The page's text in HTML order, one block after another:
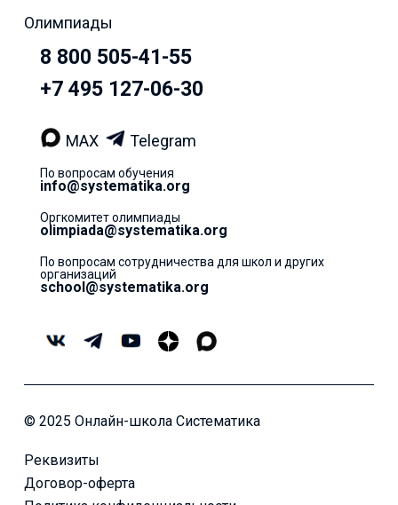
Олимпиады
8 800 505-41-55
+7 495 127-06-30
MAX Telegram
По вопросам обучения
info@systematika.org
Оргкомитет олимпиады
olimpiada@systematika.org
По вопросам сотрудничества для школ и других
организаций
school@systematika.org
© 2025 Онлайн-школа Систематика
Реквизиты
Договор-оферта